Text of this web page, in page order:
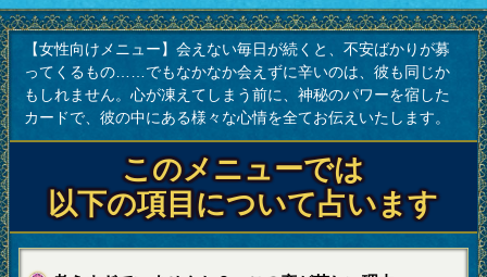
【女性向けメニュー】会えない毎日が続くと、不安ばかりが募
ってくるもの……でもなかなか会えずに辛いのは、彼も同じか
もしれません。心が凍えてしまう前に、神秘のパワーを宿した
カードで、彼の中にある様々な心情を全てお伝えいたします。
このメニューでは
以下の項目について占います